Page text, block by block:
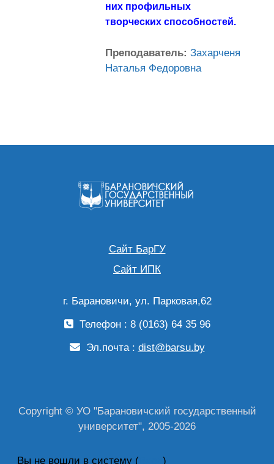
них профильных
творческих способностей.
Преподаватель: Захарченя
Наталья Федоровна
Сайт БарГУ
Сайт ИПК
г. Барановичи, ул. Парковая,62
Телефон : 8 (0163) 64 35 96
Эл.почта : dist@barsu.by
Copyright © УО "Барановичский государственный
университет", 2005-2026
Вы не вошли в систему ( )